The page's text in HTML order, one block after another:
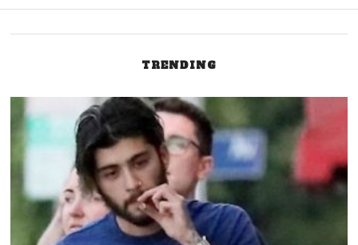
TRENDING